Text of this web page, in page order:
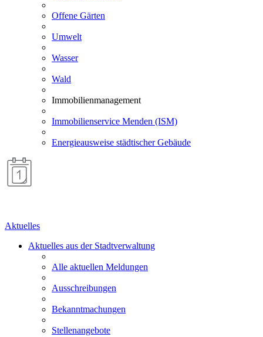
Offene Gärten
Umwelt
Wasser
Wald
Immobilienmanagement
Immobilienservice Menden (ISM)
Energieausweise städtischer Gebäude
Aktuelles
Aktuelles aus der Stadtverwaltung
Alle aktuellen Meldungen
Ausschreibungen
Bekanntmachungen
Stellenangebote